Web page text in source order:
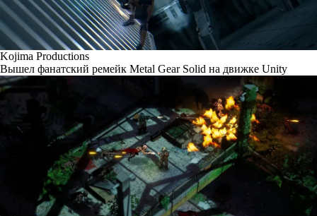
Kojima Productions
Вышел фанатский ремейк Metal Gear Solid на движке Unity